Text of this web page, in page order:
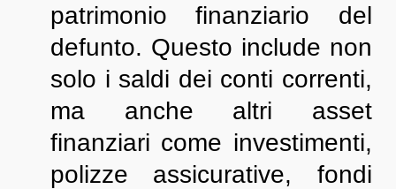
patrimonio finanziario del
defunto. Questo include non
solo i saldi dei conti correnti,
ma anche altri asset
finanziari come investimenti,
polizze assicurative, fondi